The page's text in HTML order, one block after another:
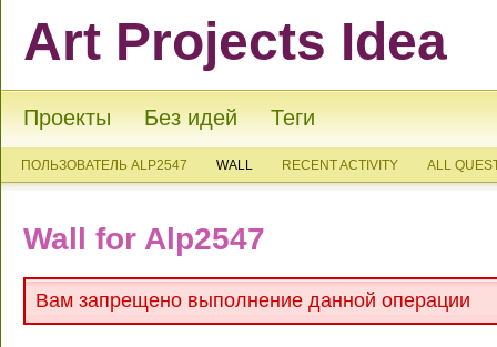
Art Projects Idea
Проекты Без идей Теги
ПОЛЬЗОВАТЕЛЬ ALP2547 WALL RECENT ACTIVITY ALL
Wall for Alp2547
Вам запрещено выполнение данной операции